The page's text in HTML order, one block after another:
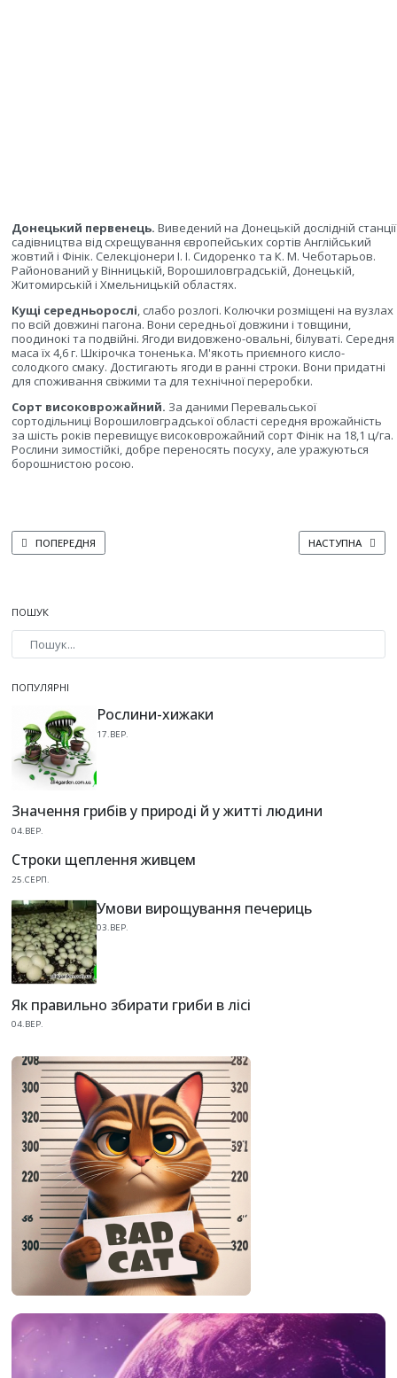
Донецький первенець. Виведений на Донецькій дослідній станції
садівництва від схрещування європейських сортів Англійський
жовтий і Фінік. Селекціонери І. І. Сидоренко та К. М. Чеботарьов.
Районований у Вінницькій, Ворошиловградській, Донецькій,
Житомирській і Хмельницькій областях.
Кущі середньорослі, слабо розлогі. Колючки розміщені на вузлах
по всій довжині пагона. Вони середньої довжини і товщини,
поодинокі та подвійні. Ягоди видовжено-овальні, білуваті. Середня
маса їх 4,6 г. Шкірочка тоненька. М'якоть приємного кисло-
солодкого смаку. Достигають ягоди в ранні строки. Вони придатні
для споживання свіжими та для технічної переробки.
Сорт високоврожайний. За даними Перевальської
сортодільниці Ворошиловградської області середня врожайність
за шість років перевищує високоврожайний сорт Фінік на 18,1 ц/га.
Рослини зимостійкі, добре переносять посуху, але уражуються
борошнистою росою.
ПОПЕРЕДНЯ СТАТТЯ: ДОНЕЦЬКИЙ КРУПНОПЛІДНИЙ
ПОПЕРЕДНЯ НАСТУПНА
НАСТУПНА
ПОШУК
ПОПУЛЯРНІ
Рослини-хижаки
17.ВЕР.
Значення грибів у природі й у житті людини
04.ВЕР.
Строки щеплення живцем
25.СЕРП.
Умови вирощування печериць
03.ВЕР.
Як правильно збирати гриби в лісі
04.ВЕР.